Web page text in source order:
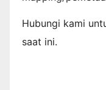
Hubungi kami
saat ini.